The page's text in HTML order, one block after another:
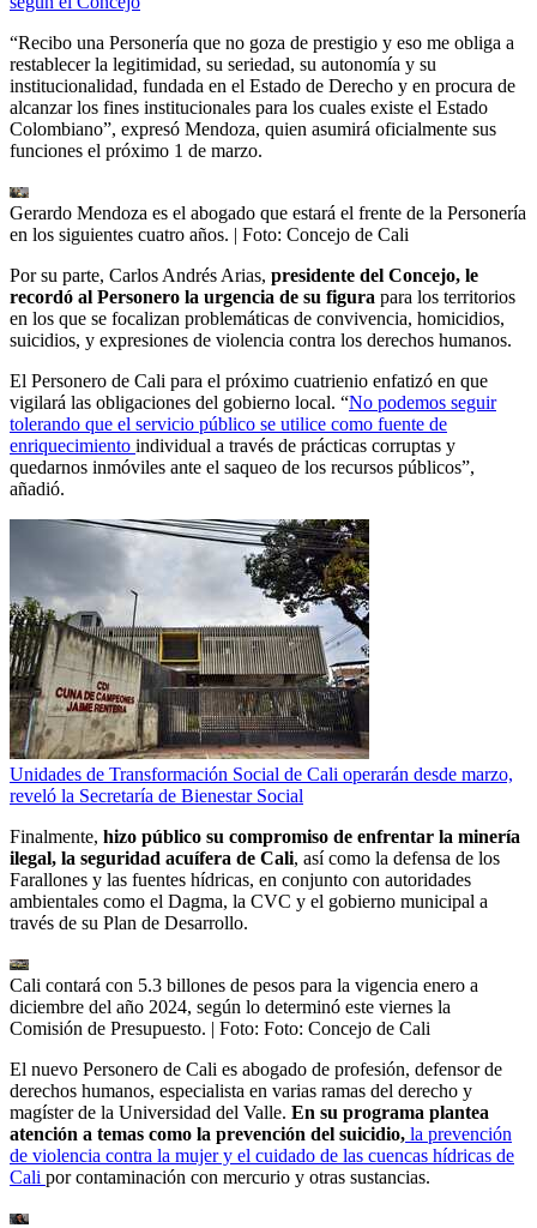
“Recibo una Personería que no goza de prestigio y eso me obliga a
restablecer la legitimidad, su seriedad, su autonomía y su
institucionalidad, fundada en el Estado de Derecho y en procura de
alcanzar los fines institucionales para los cuales existe el Estado
Colombiano”, expresó Mendoza, quien asumirá oficialmente sus
funciones el próximo 1 de marzo.
Gerardo Mendoza es el abogado que estará el frente de la Personería
en los siguientes cuatro años. | Foto: Concejo de Cali
Por su parte, Carlos Andrés Arias, presidente del Concejo, le
recordó al Personero la urgencia de su figura para los territorios
en los que se focalizan problemáticas de convivencia, homicidios,
suicidios, y expresiones de violencia contra los derechos humanos.
El Personero de Cali para el próximo cuatrienio enfatizó en que
vigilará las obligaciones del gobierno local. “No podemos seguir
tolerando que el servicio público se utilice como fuente de
enriquecimiento individual a través de prácticas corruptas y
quedarnos inmóviles ante el saqueo de los recursos públicos”,
añadió.
Unidades de Transformación Social de Cali operarán desde marzo,
reveló la Secretaría de Bienestar Social
Finalmente, hizo público su compromiso de enfrentar la minería
ilegal, la seguridad acuífera de Cali, así como la defensa de los
Farallones y las fuentes hídricas, en conjunto con autoridades
ambientales como el Dagma, la CVC y el gobierno municipal a
través de su Plan de Desarrollo.
Cali contará con 5.3 billones de pesos para la vigencia enero a
diciembre del año 2024, según lo determinó este viernes la
Comisión de Presupuesto. | Foto: Foto: Concejo de Cali
El nuevo Personero de Cali es abogado de profesión, defensor de
derechos humanos, especialista en varias ramas del derecho y
magíster de la Universidad del Valle. En su programa plantea
atención a temas como la prevención del suicidio, la prevención
de violencia contra la mujer y el cuidado de las cuencas hídricas de
Cali por contaminación con mercurio y otras sustancias.